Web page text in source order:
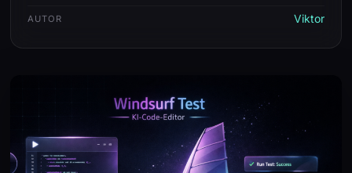
AUTOR Viktor